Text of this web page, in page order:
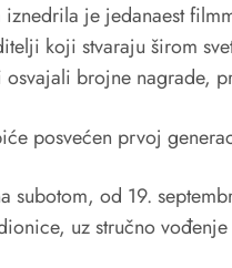
iznedrila je jedanaest
koji stvaraju širom
brojne nagrade,
posvećen prvoj
subotom, od 19.
uz stručno